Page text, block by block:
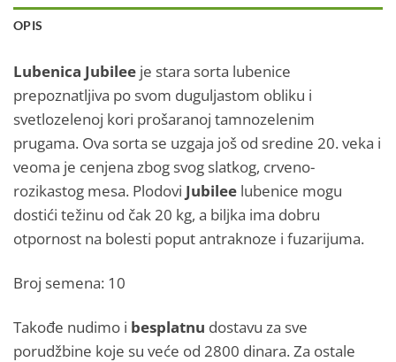
OPIS
Lubenica Jubilee je stara sorta lubenice
prepoznatljiva po svom duguljastom obliku i
svetlozelenoj kori prošaranoj tamnozelenim
prugama. Ova sorta se uzgaja još od sredine 20. veka i
veoma je cenjena zbog svog slatkog, crveno-
rozikastog mesa. Plodovi Jubilee lubenice mogu
dostići težinu od čak 20 kg, a biljka ima dobru
otpornost na bolesti poput antraknoze i fuzarijuma.​
Broj semena: 10
Takođe nudimo i besplatnu dostavu za sve
porudžbine koje su veće od 2800 dinara. Za ostale